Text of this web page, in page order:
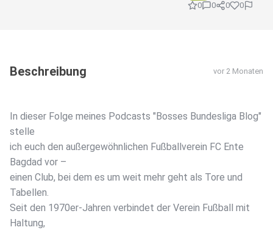
0
0 0 0
Beschreibung vor 2 Monaten
In dieser Folge meines Podcasts "Bosses Bundesliga Blog"
stelle
ich euch den außergewöhnlichen Fußballverein FC Ente
Bagdad vor –
einen Club, bei dem es um weit mehr geht als Tore und
Tabellen.
Seit den 1970er-Jahren verbindet der Verein Fußball mit
Haltung,